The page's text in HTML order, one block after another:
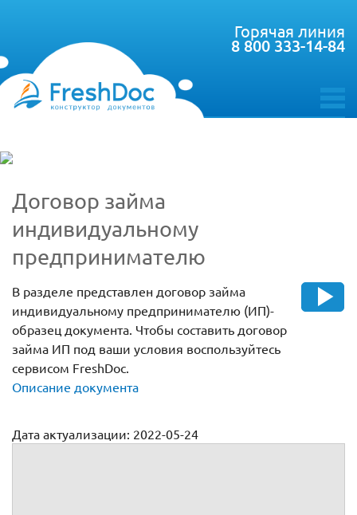
toggle
Горячая линия
8 800 333-14-84
Договор займа
индивидуальному
предпринимателю
В разделе представлен договор займа
индивидуальному предпринимателю (ИП)-
образец документа. Чтобы составить договор
займа ИП под ваши условия воспользуйтесь
сервисом FreshDoc.
Описание документа
Дата актуализации: 2022-05-24